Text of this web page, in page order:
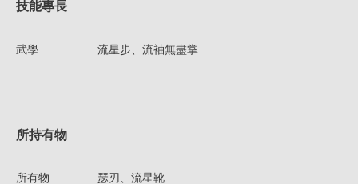
技能專長
武學 流星步、流袖無盡掌
所持有物
所有物 瑟刃、流星靴